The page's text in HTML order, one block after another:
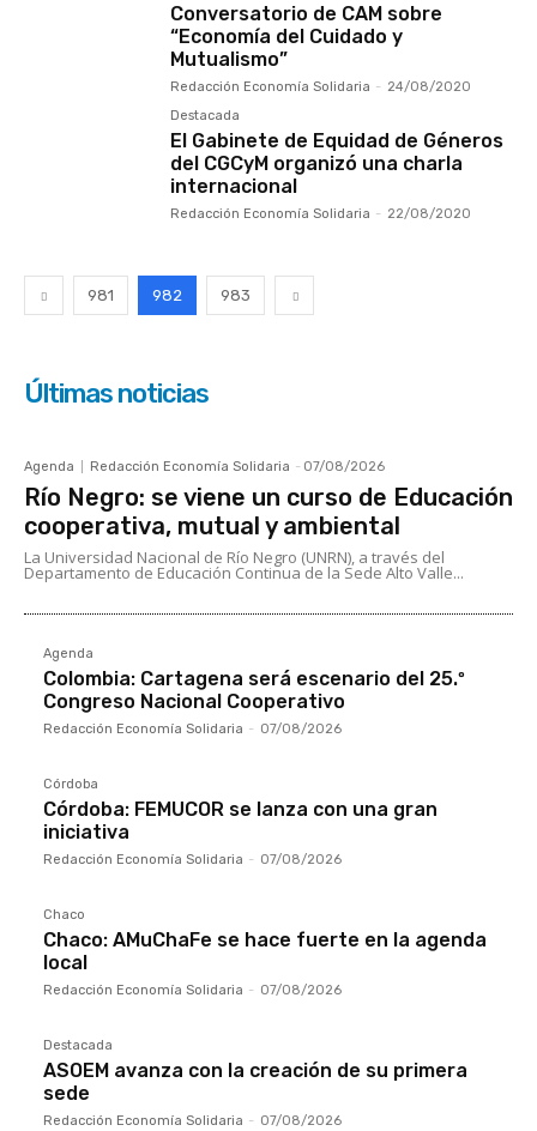
Conversatorio de CAM sobre
“Economía del Cuidado y
Mutualismo”
Redacción Economía Solidaria - 24/08/2020
Destacada
El Gabinete de Equidad de Géneros
del CGCyM organizó una charla
internacional
Redacción Economía Solidaria - 22/08/2020
981 982 983
Últimas noticias
Agenda Redacción Economía Solidaria - 07/08/2026
Río Negro: se viene un curso de Educación
cooperativa, mutual y ambiental
La Universidad Nacional de Río Negro (UNRN), a través del
Departamento de Educación Continua de la Sede Alto Valle...
Agenda
Colombia: Cartagena será escenario del 25.º
Congreso Nacional Cooperativo
Redacción Economía Solidaria - 07/08/2026
Córdoba
Córdoba: FEMUCOR se lanza con una gran
iniciativa
Redacción Economía Solidaria - 07/08/2026
Chaco
Chaco: AMuChaFe se hace fuerte en la agenda
local
Redacción Economía Solidaria - 07/08/2026
Destacada
ASOEM avanza con la creación de su primera
sede
Redacción Economía Solidaria - 07/08/2026